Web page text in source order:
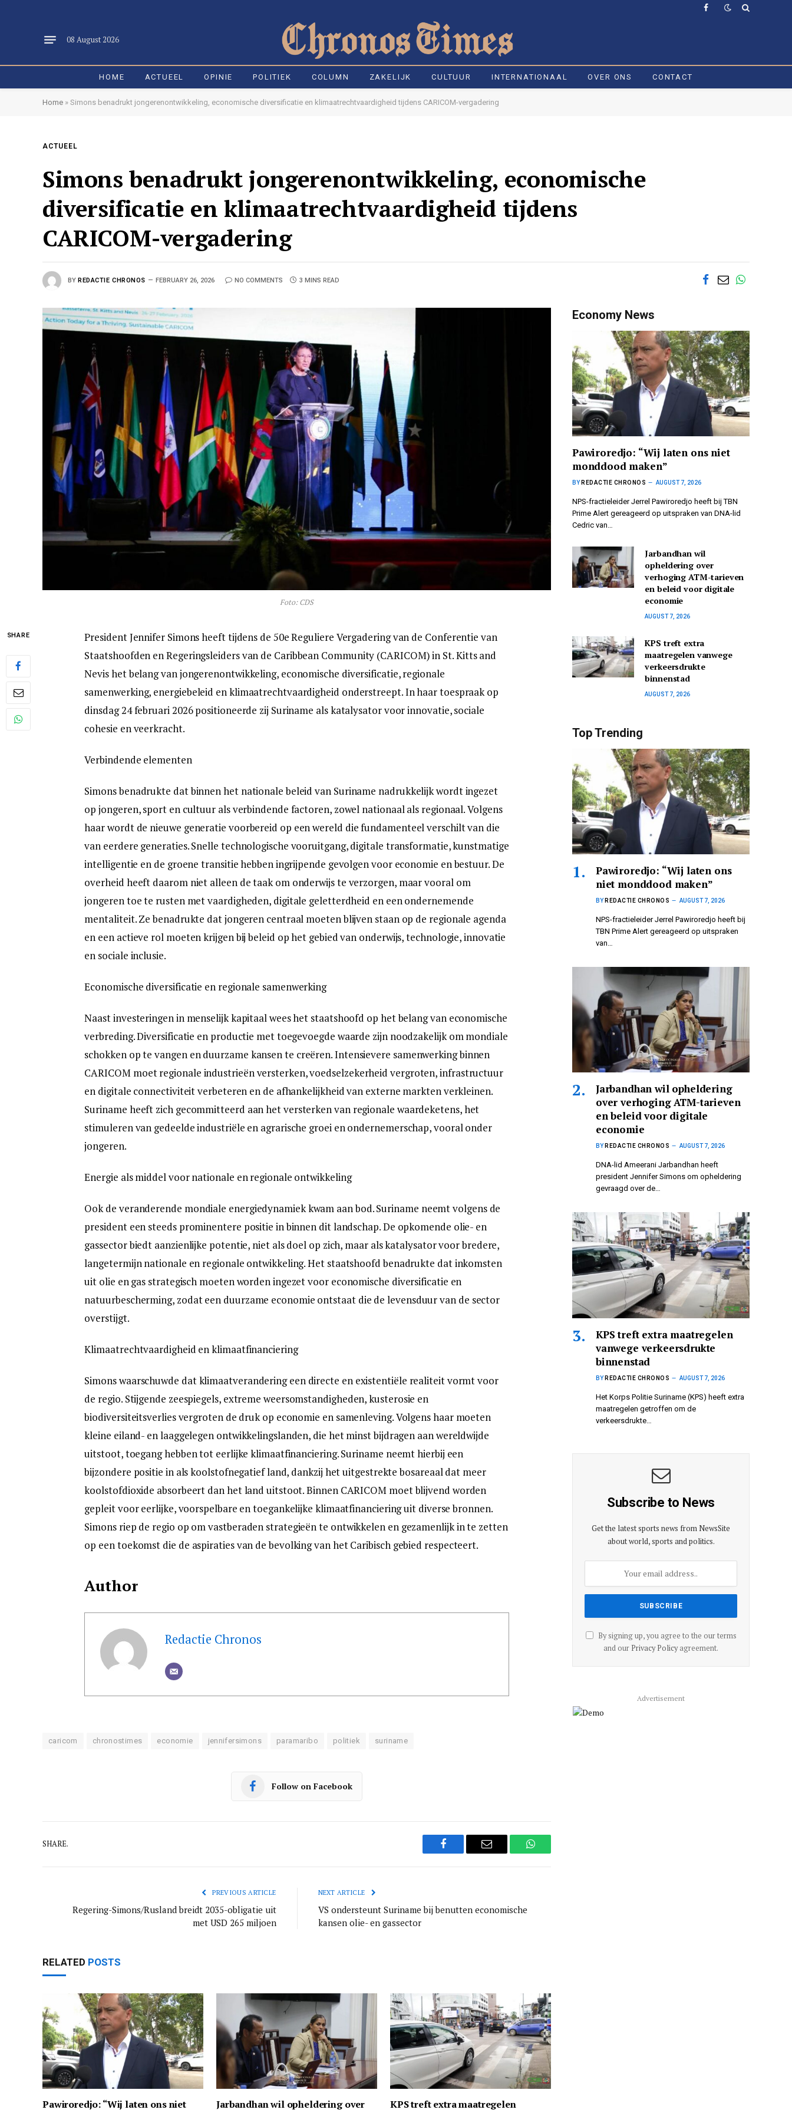
Facebook
08 August 2026
HOME ACTUEEL OPINIE POLITIEK COLUMN ZAKELIJK CULTUUR INTERNATIONAAL OVER ONS CONTACT
Home » Simons benadrukt jongerenontwikkeling, economische diversificatie en klimaatrechtvaardigheid tijdens CARICOM-vergadering
ACTUEEL
Simons benadrukt jongerenontwikkeling, economische
diversificatie en klimaatrechtvaardigheid tijdens
CARICOM-vergadering
BY REDACTIE CHRONOS FEBRUARY 26, 2026 NO COMMENTS 3 MINS READ
Foto: CDS
SHARE
President Jennifer Simons heeft tijdens de 50e Reguliere Vergadering van de Conferentie van
Staatshoofden en Regeringsleiders van de Caribbean Community (CARICOM) in St. Kitts and
Nevis het belang van jongerenontwikkeling, economische diversificatie, regionale
samenwerking, energiebeleid en klimaatrechtvaardigheid onderstreept. In haar toespraak op
dinsdag 24 februari 2026 positioneerde zij Suriname als katalysator voor innovatie, sociale
cohesie en veerkracht.
Verbindende elementen
Simons benadrukte dat binnen het nationale beleid van Suriname nadrukkelijk wordt ingezet
op jongeren, sport en cultuur als verbindende factoren, zowel nationaal als regionaal. Volgens
haar wordt de nieuwe generatie voorbereid op een wereld die fundamenteel verschilt van die
van eerdere generaties. Snelle technologische vooruitgang, digitale transformatie, kunstmatige
intelligentie en de groene transitie hebben ingrijpende gevolgen voor economie en bestuur. De
overheid heeft daarom niet alleen de taak om onderwijs te verzorgen, maar vooral om
jongeren toe te rusten met vaardigheden, digitale geletterdheid en een ondernemende
mentaliteit. Ze benadrukte dat jongeren centraal moeten blijven staan op de regionale agenda
en een actieve rol moeten krijgen bij beleid op het gebied van onderwijs, technologie, innovatie
en sociale inclusie.
Economische diversificatie en regionale samenwerking
Naast investeringen in menselijk kapitaal wees het staatshoofd op het belang van economische
verbreding. Diversificatie en productie met toegevoegde waarde zijn noodzakelijk om mondiale
schokken op te vangen en duurzame kansen te creëren. Intensievere samenwerking binnen
CARICOM moet regionale industrieën versterken, voedselzekerheid vergroten, infrastructuur
en digitale connectiviteit verbeteren en de afhankelijkheid van externe markten verkleinen.
Suriname heeft zich gecommitteerd aan het versterken van regionale waardeketens, het
stimuleren van gedeelde industriële en agrarische groei en ondernemerschap, vooral onder
jongeren.
Energie als middel voor nationale en regionale ontwikkeling
Ook de veranderende mondiale energiedynamiek kwam aan bod. Suriname neemt volgens de
president een steeds prominentere positie in binnen dit landschap. De opkomende olie- en
gassector biedt aanzienlijke potentie, niet als doel op zich, maar als katalysator voor bredere,
langetermijn nationale en regionale ontwikkeling. Het staatshoofd benadrukte dat inkomsten
uit olie en gas strategisch moeten worden ingezet voor economische diversificatie en
natuurbescherming, zodat een duurzame economie ontstaat die de levensduur van de sector
overstijgt.
Klimaatrechtvaardigheid en klimaatfinanciering
Simons waarschuwde dat klimaatverandering een directe en existentiële realiteit vormt voor
de regio. Stijgende zeespiegels, extreme weersomstandigheden, kusterosie en
biodiversiteitsverlies vergroten de druk op economie en samenleving. Volgens haar moeten
kleine eiland- en laaggelegen ontwikkelingslanden, die het minst bijdragen aan wereldwijde
uitstoot, toegang hebben tot eerlijke klimaatfinanciering. Suriname neemt hierbij een
bijzondere positie in als koolstofnegatief land, dankzij het uitgestrekte bosareaal dat meer
koolstofdioxide absorbeert dan het land uitstoot. Binnen CARICOM moet blijvend worden
gepleit voor eerlijke, voorspelbare en toegankelijke klimaatfinanciering uit diverse bronnen.
Simons riep de regio op om vastberaden strategieën te ontwikkelen en gezamenlijk in te zetten
op een toekomst die de aspiraties van de bevolking van het Caribisch gebied respecteert.
Author
Redactie Chronos
caricom chronostimes economie jennifersimons paramaribo politiek suriname
Follow on Facebook
SHARE.
Facebook Email WhatsApp
PREVIOUS ARTICLE
Regering-Simons/Rusland breidt 2035-obligatie uit
met USD 265 miljoen
NEXT ARTICLE
VS ondersteunt Suriname bij benutten economische
kansen olie- en gassector
RELATED POSTS
Pawiroredjo: “Wij laten ons niet
Jarbandhan wil opheldering over
KPS treft extra maatregelen
Economy News
Pawiroredjo: “Wij laten ons niet
monddood maken”
BY REDACTIE CHRONOS AUGUST 7, 2026
NPS-fractieleider Jerrel Pawiroredjo heeft bij TBN
Prime Alert gereageerd op uitspraken van DNA-lid
Cedric van…
Jarbandhan wil
opheldering over
verhoging ATM-tarieven
en beleid voor digitale
economie
AUGUST 7, 2026
KPS treft extra
maatregelen vanwege
verkeersdrukte
binnenstad
AUGUST 7, 2026
Top Trending
Pawiroredjo: “Wij laten ons
niet monddood maken”
BY REDACTIE CHRONOS AUGUST 7, 2026
NPS-fractieleider Jerrel Pawiroredjo heeft bij
TBN Prime Alert gereageerd op uitspraken
van…
Jarbandhan wil opheldering
over verhoging ATM-tarieven
en beleid voor digitale
economie
BY REDACTIE CHRONOS AUGUST 7, 2026
DNA-lid Ameerani Jarbandhan heeft
president Jennifer Simons om opheldering
gevraagd over de…
KPS treft extra maatregelen
vanwege verkeersdrukte
binnenstad
BY REDACTIE CHRONOS AUGUST 7, 2026
Het Korps Politie Suriname (KPS) heeft extra
maatregelen getroffen om de
verkeersdrukte…
Subscribe to News
Get the latest sports news from NewsSite
about world, sports and politics.
By signing up, you agree to the our terms
and our Privacy Policyagreement.
Advertisement